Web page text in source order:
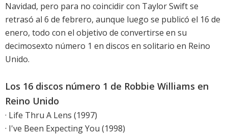
Navidad, pero para no coincidir con Taylor Swift se
retrasó al 6 de febrero, aunque luego se publicó el 16 de
enero, todo con el objetivo de convertirse en su
decimosexto número 1 en discos en solitario en Reino
Unido.
Los 16 discos número 1 de Robbie Williams en
Reino Unido
· Life Thru A Lens (1997)
· I've Been Expecting You (1998)